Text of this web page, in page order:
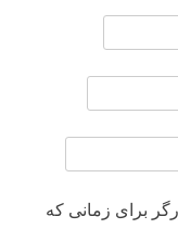
برای زمانی که